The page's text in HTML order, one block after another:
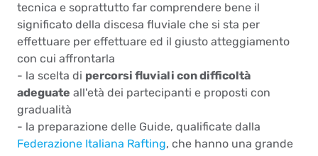
tecnica e soprattutto far comprendere bene il
significato della discesa fluviale che si sta per
effettuare per effettuare ed il giusto atteggiamento
con cui affrontarla
- la scelta di percorsi fluviali con difficoltà
adeguate all'età dei partecipanti e proposti con
gradualità
- la preparazione delle Guide, qualificate dalla
Federazione Italiana Rafting, che hanno una grande